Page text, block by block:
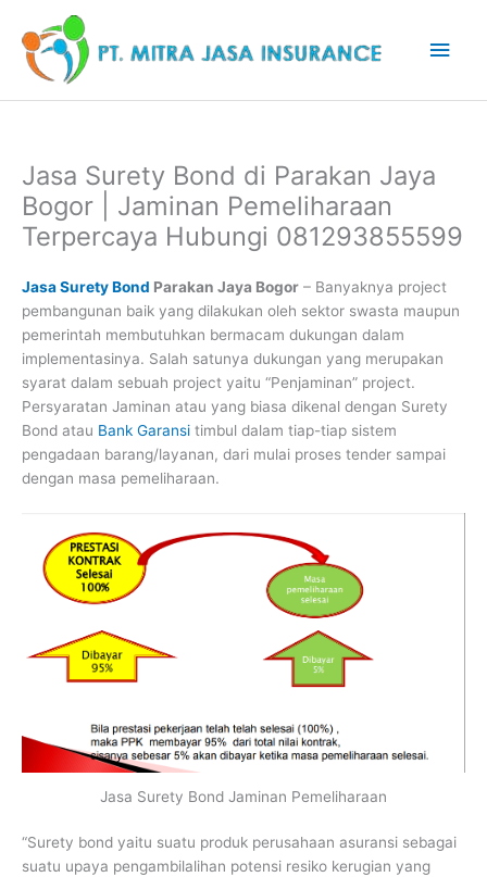
konten
Jasa Surety Bond di Parakan Jaya
Bogor | Jaminan Pemeliharaan
Terpercaya Hubungi 081293855599
Jasa Surety Bond Parakan Jaya Bogor – Banyaknya project
pembangunan baik yang dilakukan oleh sektor swasta maupun
pemerintah membutuhkan bermacam dukungan dalam
implementasinya. Salah satunya dukungan yang merupakan
syarat dalam sebuah project yaitu “Penjaminan” project.
Persyaratan Jaminan atau yang biasa dikenal dengan Surety
Bond atau Bank Garansi timbul dalam tiap-tiap sistem
pengadaan barang/layanan, dari mulai proses tender sampai
dengan masa pemeliharaan.
Jasa Surety Bond Jaminan Pemeliharaan
“Surety bond yaitu suatu produk perusahaan asuransi sebagai
suatu upaya pengambilalihan potensi resiko kerugian yang